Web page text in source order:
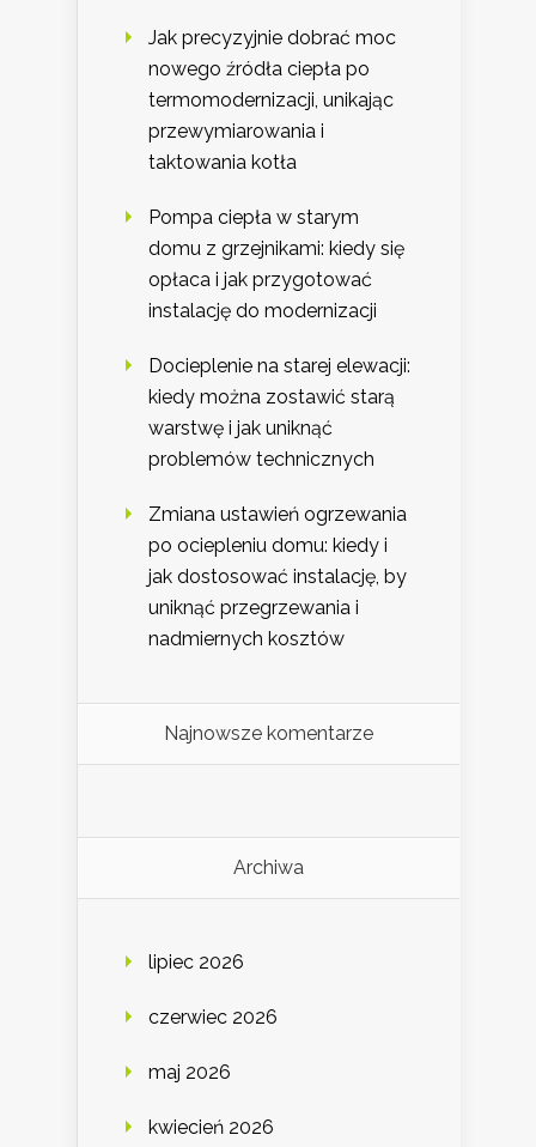
Jak precyzyjnie dobrać moc
nowego źródła ciepła po
termomodernizacji, unikając
przewymiarowania i
taktowania kotła
Pompa ciepła w starym
domu z grzejnikami: kiedy się
opłaca i jak przygotować
instalację do modernizacji
Docieplenie na starej elewacji:
kiedy można zostawić starą
warstwę i jak uniknąć
problemów technicznych
Zmiana ustawień ogrzewania
po ociepleniu domu: kiedy i
jak dostosować instalację, by
uniknąć przegrzewania i
nadmiernych kosztów
Najnowsze komentarze
Archiwa
lipiec 2026
czerwiec 2026
maj 2026
kwiecień 2026